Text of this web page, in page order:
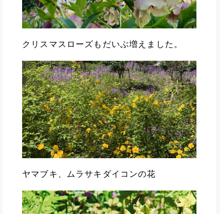
クリスマスローズもだいぶ増えました。
ヤマブキ、ムラサキダイコンの花